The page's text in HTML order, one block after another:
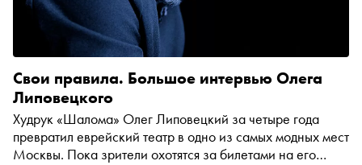
Свои правила. Большое интервью Олега
Липовецкого
Худрук «Шалома» Олег Липовецкий за четыре года
превратил еврейский театр в одно из самых модных мест
Москвы. Пока зрители охотятся за билетами на его